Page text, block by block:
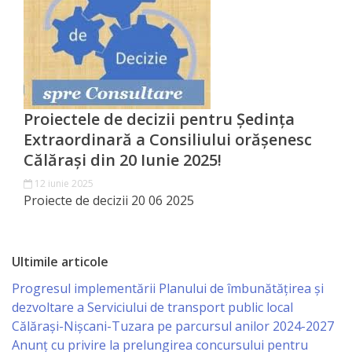
înfrățite
Strategii
Registrul
de
Stat
al
Locale
Primăria
Aparatul
Proiectele de decizii pentru Ședința
Extraordinară a Consiliului orășenesc
Călărași din 20 Iunie 2025!
12 iunie 2025
Proiecte de decizii 20 06 2025
Ultimile articole
Progresul implementării Planului de îmbunătățirea și
dezvoltare a Serviciului de transport public local
Călărași-Nișcani-Tuzara pe parcursul anilor 2024-2027
Anunț cu privire la prelungirea concursului pentru